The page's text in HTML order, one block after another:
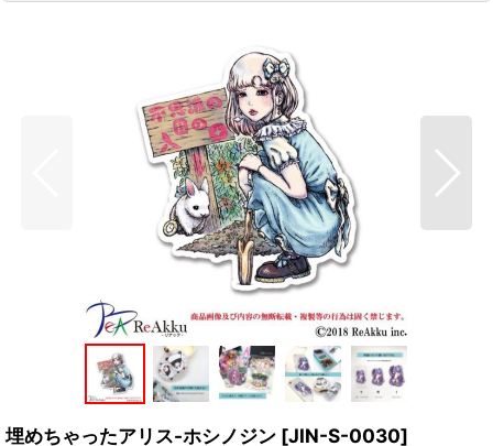
埋めちゃったアリス-ホシノジン [JIN-S-0030]